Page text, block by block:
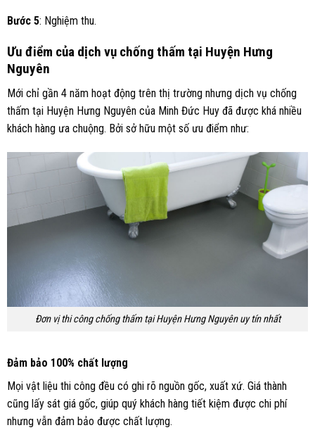
Bước 5: Nghiệm thu.
Ưu điểm của dịch vụ chống thấm tại Huyện Hưng
Nguyên
Mới chỉ gần 4 năm hoạt động trên thị trường nhưng dịch vụ chống
thấm tại Huyện Hưng Nguyên của Minh Đức Huy đã được khá nhiều
khách hàng ưa chuộng. Bởi sở hữu một số ưu điểm như:
Đơn vị thi công chống thấm tại Huyện Hưng Nguyên uy tín nhất
Đảm bảo 100% chất lượng
Mọi vật liệu thi công đều có ghi rõ nguồn gốc, xuất xứ. Giá thành
cũng lấy sát giá gốc, giúp quý khách hàng tiết kiệm được chi phí
nhưng vẫn đảm bảo được chất lượng.